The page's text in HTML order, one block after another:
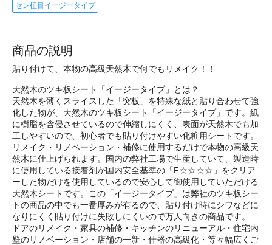
セン柾目イージータイプ
商品の説明
貼り付けて、本物の高級天然木で何でもリメイク！！
天然木のツキ板シート「イージータイプ」とは？
天然木を薄くスライスした「突板」を特殊な紙と貼り合わせて強
化した物が、天然木のツキ板シート「イージータイプ」です。紙
に樹脂を含侵させているので伸縮しにくく、表面が天然木でも加
工しやすいので、初心者でも貼り付けやすい化粧用シートです。
リメイク・リノベーション・補修に使用するだけで本物の高級天
然木に仕上げられます。国内の弊社工場で生産していて、製造時
に使用している接着剤が国内安全基準の「F☆☆☆☆」をクリア
ーした物だけを使用しているので安心して御使用していただける
天然木シートです。この「イージータイプ」は弊社のツキ板シー
トの商品の中でも一番厚みが有るので、貼り付け時にシワなどに
なりにくく貼り付けに失敗しにくいので万人向きの商品です。
ドアのリメイク・家具の補修・キッチンのリニューアル・住宅内
壁のリノベーション・店舗の一新・什器の高級化・等々幅広くご